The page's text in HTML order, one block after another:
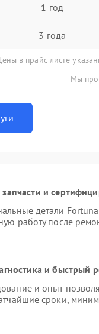
1 год
3 года
в прайс-листе
Мы
и
детали
работу после
и быстрый
и опыт
сроки,